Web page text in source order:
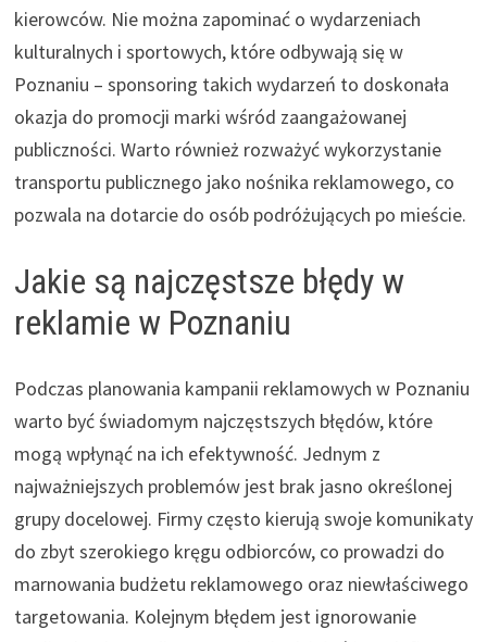
kierowców. Nie można zapominać o wydarzeniach
kulturalnych i sportowych, które odbywają się w
Poznaniu – sponsoring takich wydarzeń to doskonała
okazja do promocji marki wśród zaangażowanej
publiczności. Warto również rozważyć wykorzystanie
transportu publicznego jako nośnika reklamowego, co
pozwala na dotarcie do osób podróżujących po mieście.
Jakie są najczęstsze błędy w
reklamie w Poznaniu
Podczas planowania kampanii reklamowych w Poznaniu
warto być świadomym najczęstszych błędów, które
mogą wpłynąć na ich efektywność. Jednym z
najważniejszych problemów jest brak jasno określonej
grupy docelowej. Firmy często kierują swoje komunikaty
do zbyt szerokiego kręgu odbiorców, co prowadzi do
marnowania budżetu reklamowego oraz niewłaściwego
targetowania. Kolejnym błędem jest ignorowanie